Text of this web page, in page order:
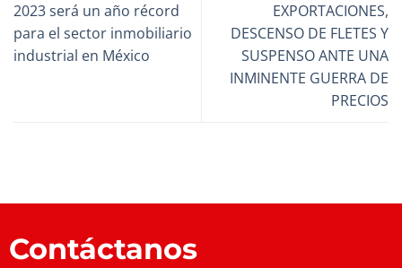
2023 será un año récord
para el sector inmobiliario
industrial en México
EXPORTACIONES,
DESCENSO DE FLETES Y
SUSPENSO ANTE UNA
INMINENTE GUERRA DE
PRECIOS
Contáctanos